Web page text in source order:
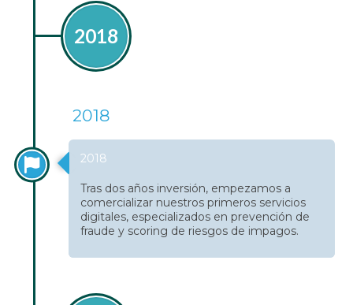
2018
2018
2018
Tras dos años inversión, empezamos a
comercializar nuestros primeros servicios
digitales, especializados en prevención de
fraude y scoring de riesgos de impagos.